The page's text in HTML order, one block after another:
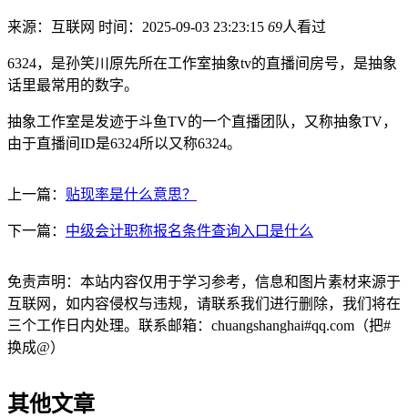
来源：互联网 时间：2025-09-03 23:23:15 69人看过
6324，是孙笑川原先所在工作室抽象tv的直播间房号，是抽象
话里最常用的数字。
抽象工作室是发迹于斗鱼TV的一个直播团队，又称抽象TV，
由于直播间ID是6324所以又称6324。
上一篇： 贴现率是什么意思？
下一篇： 中级会计职称报名条件查询入口是什么
免责声明：本站内容仅用于学习参考，信息和图片素材来源于
互联网，如内容侵权与违规，请联系我们进行删除，我们将在
三个工作日内处理。联系邮箱：chuangshanghai#qq.com（把#
换成@）
其他文章